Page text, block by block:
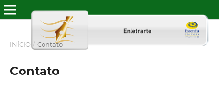
INÍCIO / Contato
Contato